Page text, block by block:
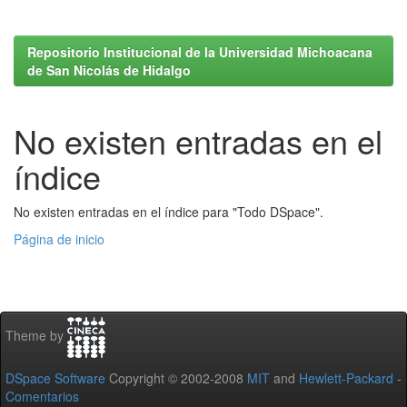
Repositorio Institucional de la Universidad Michoacana
de San Nicolás de Hidalgo
No existen entradas en el
índice
No existen entradas en el índice para "Todo DSpace".
Página de inicio
Theme by
DSpace Software Copyright © 2002-2008 MIT and Hewlett-Packard -
Comentarios